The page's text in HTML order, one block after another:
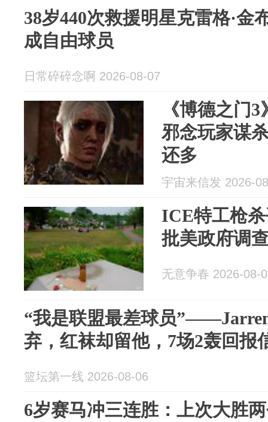
38岁440次救援明星克雷格·金
成自由球员
日常碎碎念啊 2026-08-07
《博德之门
邪念玩家谋
还多
宇宙来信发 2026-
ICE特工枪
批美政府调
无意争春 2026-08-
“我是联盟最差球员
弃，红袜却留他，7场2轰回报
篮坛第一线 2026-08-06
6岁赛马冲三连胜：上次大胜